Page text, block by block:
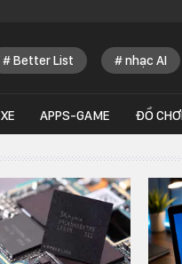
Better List nhạc AI
XE APPS-GAME ĐỒ